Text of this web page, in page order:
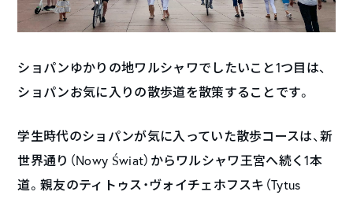
ショパンゆかりの地ワルシャワでしたいこと1つ目は、
ショパンお気に入りの散歩道を散策することです。
学生時代のショパンが気に入っていた散歩コースは、新
世界通り（Nowy Świat）からワルシャワ王宮へ続く1本
道。親友のティトゥス・ヴォイチェホフスキ（Tytus